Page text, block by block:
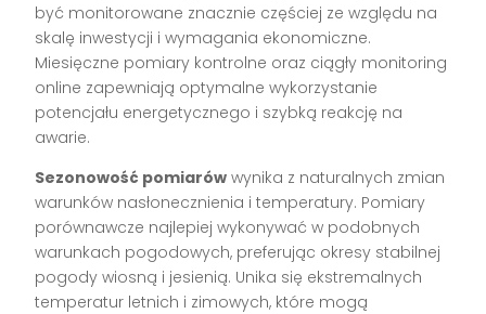
być monitorowane znacznie częściej ze względu na
skalę inwestycji i wymagania ekonomiczne.
Miesięczne pomiary kontrolne oraz ciągły monitoring
online zapewniają optymalne wykorzystanie
potencjału energetycznego i szybką reakcję na
awarie.
Sezonowość pomiarów wynika z naturalnych zmian
warunków nasłonecznienia i temperatury. Pomiary
porównawcze najlepiej wykonywać w podobnych
warunkach pogodowych, preferując okresy stabilnej
pogody wiosną i jesienią. Unika się ekstremalnych
temperatur letnich i zimowych, które mogą